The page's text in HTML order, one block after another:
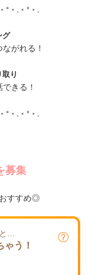
グ
がれる！
り
きる！
募集
すすめ◎
…
う！